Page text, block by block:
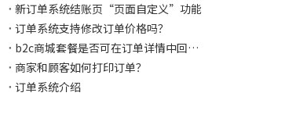
新订单系统结账页“页面自定义”功能
订单系统支持修改订单价格吗？
b2c商城套餐是否可在订单详情中回复买家
商家和顾客如何打印订单？
订单系统介绍